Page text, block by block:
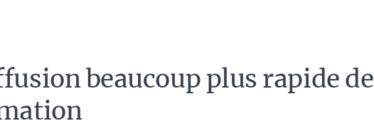
beaucoup plus rapide de